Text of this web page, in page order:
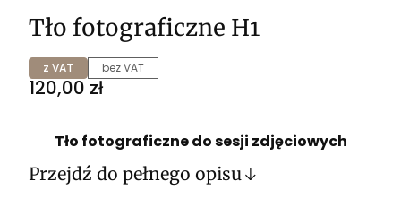
Tło fotograficzne H1
z VAT bez VAT
Cena
120,00 zł
Tło fotograficzne do sesji zdjęciowych
Przejdź do pełnego opisu